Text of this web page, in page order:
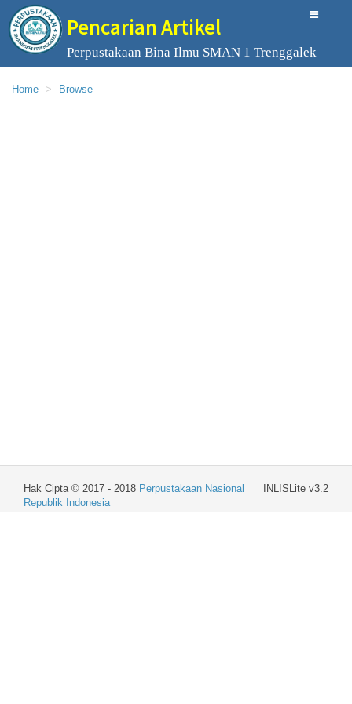
Pencarian Artikel
Perpustakaan Bina Ilmu SMAN 1 Trenggalek
Home Browse
INLISLite v3.2
Hak Cipta © 2017 - 2018 Perpustakaan Nasional
Republik Indonesia